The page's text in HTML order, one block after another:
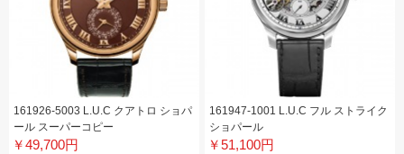
161926-5003 L.U.C クアトロ ショパ
ール スーパーコピー
￥49,700円
161947-1001 L.U.C フル ストライク
ショパール
￥51,100円